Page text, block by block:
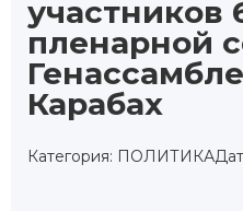
участников
пленарной
Карабах
Категория: ПОЛИТИКА